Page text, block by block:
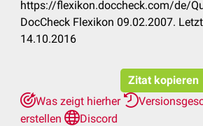
https://flexikon.doccheck.com/de/
DocCheck Flexikon 09.02.2007.
14.10.2016
Zitat kopieren
Was zeigt hierher
erstellen
Discord